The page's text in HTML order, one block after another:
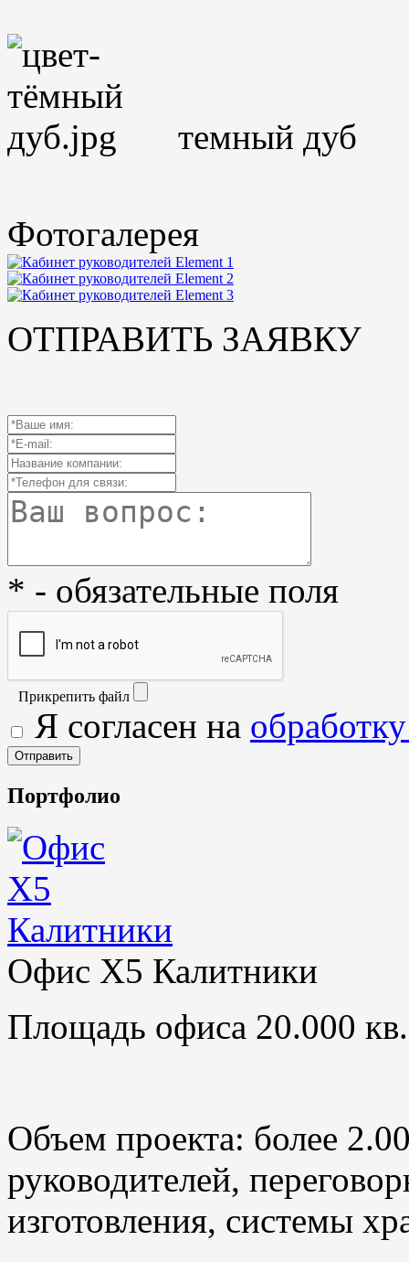
темный
Фотогалерея
ОТПРАВИТЬ ЗАЯВКУ
* - обязательные поля
Прикрепить файл
Я согласен на
Портфолио
Офис X5 Калитники
Площадь офиса 20.000
Объем проекта: более
руководителей,
изготовления, системы